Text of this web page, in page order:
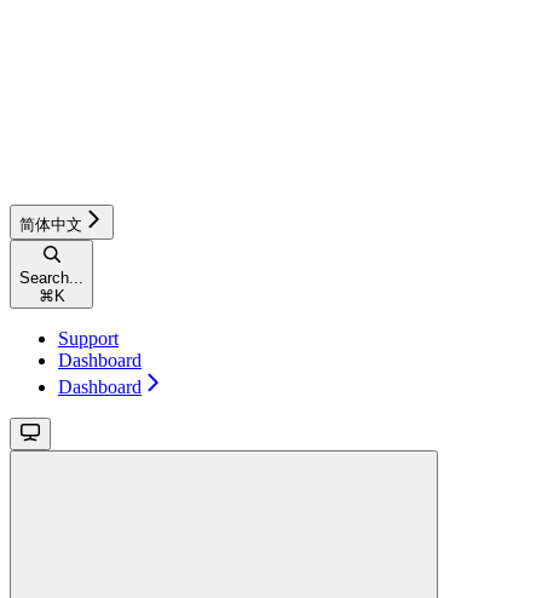
简体中文
Search...
⌘ K
Support
Dashboard
Dashboard